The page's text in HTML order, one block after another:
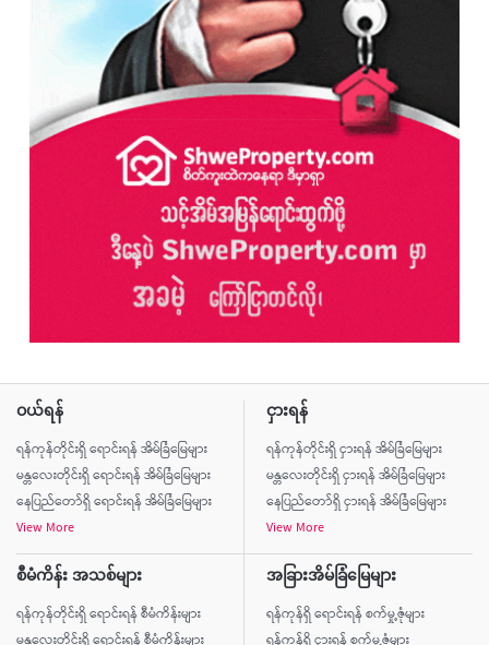
ဝယ်ရန်
ရန်ကုန်တိုင်းရှိ ရောင်းရန် အိမ်ခြံမြေများ
မန္တလေးတိုင်းရှိ ရောင်းရန် အိမ်ခြံမြေများ
နေပြည်တော်ရှိ ရောင်းရန် အိမ်ခြံမြေများ
View More
ငှားရန်
ရန်ကုန်တိုင်းရှိ ငှားရန် အိမ်ခြံမြေများ
မန္တလေးတိုင်းရှိ ငှားရန် အိမ်ခြံမြေများ
နေပြည်တော်ရှိ ငှားရန် အိမ်ခြံမြေများ
View More
စီမံကိန်း အသစ်များ
ရန်ကုန်တိုင်းရှိ ရောင်းရန် စီမံကိန်းများ
အခြားအိမ်ခြံမြေများ
ရန်ကုန်ရှိ ရောင်းရန် စက်မှု့ဇုံများ